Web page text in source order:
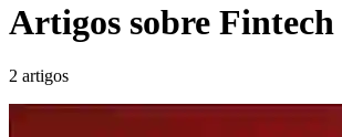
Artigos sobre Fintech
2 artigos